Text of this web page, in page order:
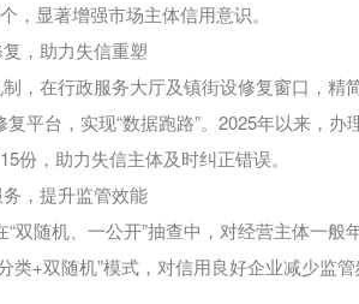
，显著增强市场主体信用意识。
，助力失信重塑
，在行政服务大厅及镇街设修复窗口，
平台，实现“数据跑路”。2025年以来，
份，助力失信主体及时纠正错误。
，提升监管效能
双随机、一公开”抽查中，对经营主体一
类+双随机”模式，对信用良好企业减少监